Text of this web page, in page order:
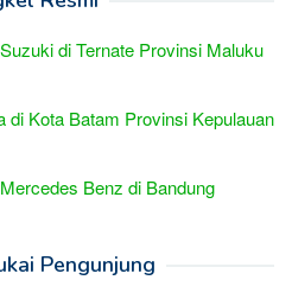
di Ternate Provinsi Maluku
di Kota Batam Provinsi Kepulauan
Benz di Bandung
Pengunjung